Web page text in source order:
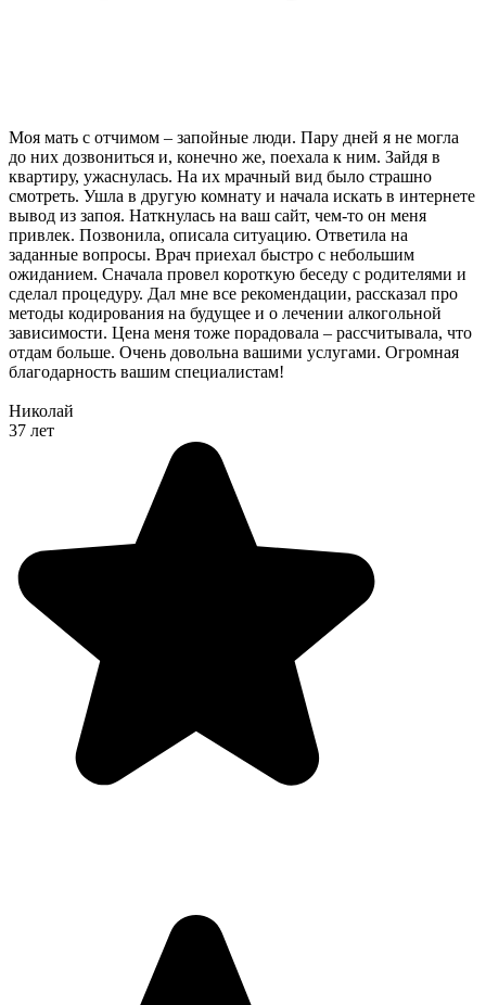
Моя мать с отчимом – запойные люди. Пару дней я не могла
до них дозвониться и, конечно же, поехала к ним. Зайдя в
квартиру, ужаснулась. На их мрачный вид было страшно
смотреть. Ушла в другую комнату и начала искать в интернете
вывод из запоя. Наткнулась на ваш сайт, чем-то он меня
привлек. Позвонила, описала ситуацию. Ответила на
заданные вопросы. Врач приехал быстро с небольшим
ожиданием. Сначала провел короткую беседу с родителями и
сделал процедуру. Дал мне все рекомендации, рассказал про
методы кодирования на будущее и о лечении алкогольной
зависимости. Цена меня тоже порадовала – рассчитывала, что
отдам больше. Очень довольна вашими услугами. Огромная
благодарность вашим специалистам!
Николай
37 лет